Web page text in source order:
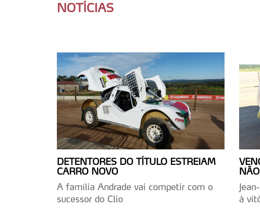
NOTÍCIAS
DETENTORES DO TÍTULO ESTREIAM
CARRO NOVO
A família Andrade vai competir com o
sucessor do Clio
à